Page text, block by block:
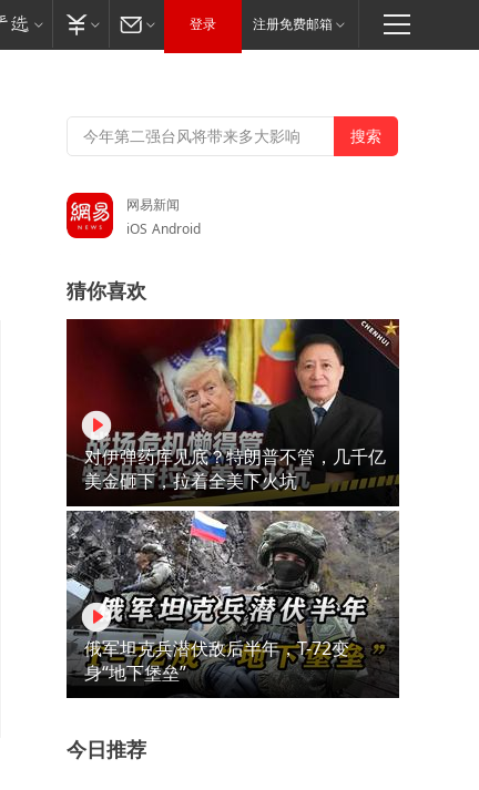
登录 注册免费邮箱
网易新闻
iOS Android
猜你喜欢
对伊弹药库见底？特朗普不管，几千亿
美金砸下，拉着全美下火坑
俄军坦克兵潜伏敌后半年，T-72变
身“地下堡垒”
今日推荐